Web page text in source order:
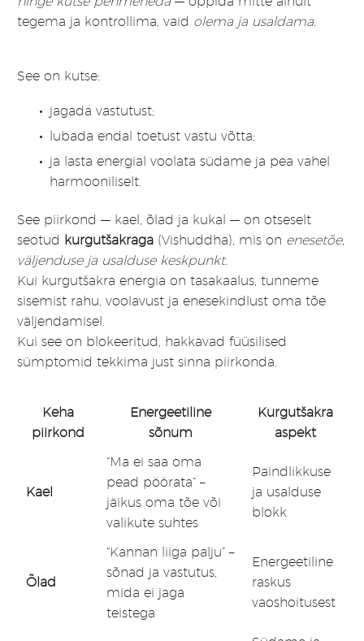
tegema ja kontrollima, vaid olema ja usaldama.
See on kutse:
jagada vastutust;
lubada endal toetust vastu võtta;
ja lasta energial voolata südame ja pea vahel
harmooniliselt.
See piirkond — kael, õlad ja kukal — on otseselt
seotud kurgutšakraga (Vishuddha), mis on enesetõe,
väljenduse ja usalduse keskpunkt.
Kui kurgutšakra energia on tasakaalus, tunneme
sisemist rahu, voolavust ja enesekindlust oma tõe
väljendamisel.
Kui see on blokeeritud, hakkavad füüsilised
sümptomid tekkima just sinna piirkonda.
Keha
piirkond
Energeetiline
sõnum
Kurgutšakra
aspekt
Kael
“Ma ei saa oma
pead pöörata” –
jäikus oma tõe või
valikute suhtes
Paindlikkuse
ja usalduse
blokk
Õlad
“Kannan liiga palju” –
sõnad ja vastutus,
mida ei jaga
teistega
Energeetiline
raskus
vaoshoitusest